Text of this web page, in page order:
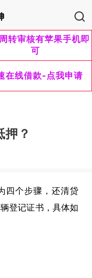
转审核有苹果手机即
可
在线借款-点我申请
？
四个步骤，还清贷
登记证书，具体如